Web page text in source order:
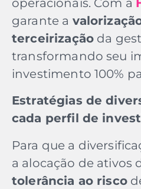
operacionais. Com a
garante a
terceirizaçãoda
transformando seu
investimento 100%
Estratégias de
cada perfil de
Para que a
a alocação de ativos
tolerância ao risco